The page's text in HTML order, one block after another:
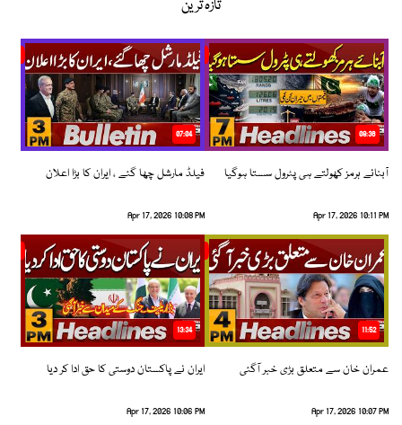
تازہ ترین
08:36
آبنائے ہرمز کھولتے ہی پٹرول سستا ہوگیا
Apr 17, 2026 10:11 PM
07:04
فیلڈ مارشل چھا گئے ، ایران کا بڑا اعلان
Apr 17, 2026 10:08 PM
11:52
عمران خان سے متعلق بڑی خبر آگئی
Apr 17, 2026 10:07 PM
13:34
ایران نے پاکستان دوستی کا حق ادا کر دیا
Apr 17, 2026 10:06 PM